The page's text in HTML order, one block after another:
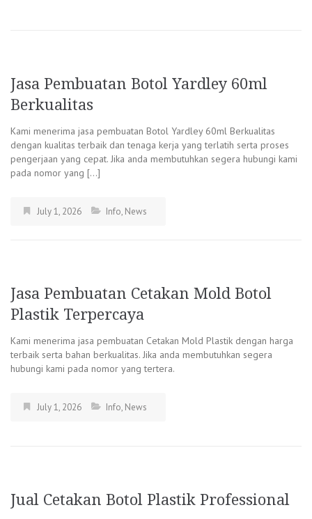
Jasa Pembuatan Botol Yardley 60ml
Berkualitas
Kami menerima jasa pembuatan Botol Yardley 60ml Berkualitas
dengan kualitas terbaik dan tenaga kerja yang terlatih serta proses
pengerjaan yang cepat. Jika anda membutuhkan segera hubungi kami
pada nomor yang […]
July 1, 2026 Info, News
Jasa Pembuatan Cetakan Mold Botol
Plastik Terpercaya
Kami menerima jasa pembuatan Cetakan Mold Plastik dengan harga
terbaik serta bahan berkualitas. Jika anda membutuhkan segera
hubungi kami pada nomor yang tertera.
July 1, 2026 Info, News
Jual Cetakan Botol Plastik Professional